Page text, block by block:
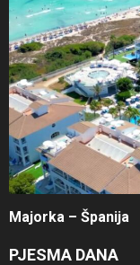
Majorka – Španija
PJESMA DANA